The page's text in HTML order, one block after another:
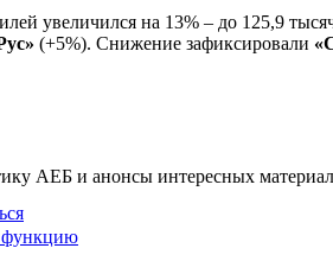
увеличился на 13% – до 125,9
(+5%). Снижение зафиксировали
АЕБ и анонсы интересных